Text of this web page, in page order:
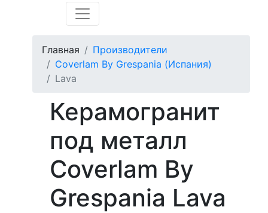
Главная
Производители
Coverlam By Grespania (Испания)
Lava
Керамогранит
под металл
Coverlam By
Grespania Lava